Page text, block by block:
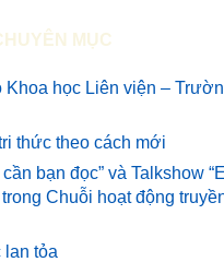
MỤC
học Liên viện –
thức theo cách mới
bạn đọc” và Talkshow
Chuỗi hoạt động
lan tỏa